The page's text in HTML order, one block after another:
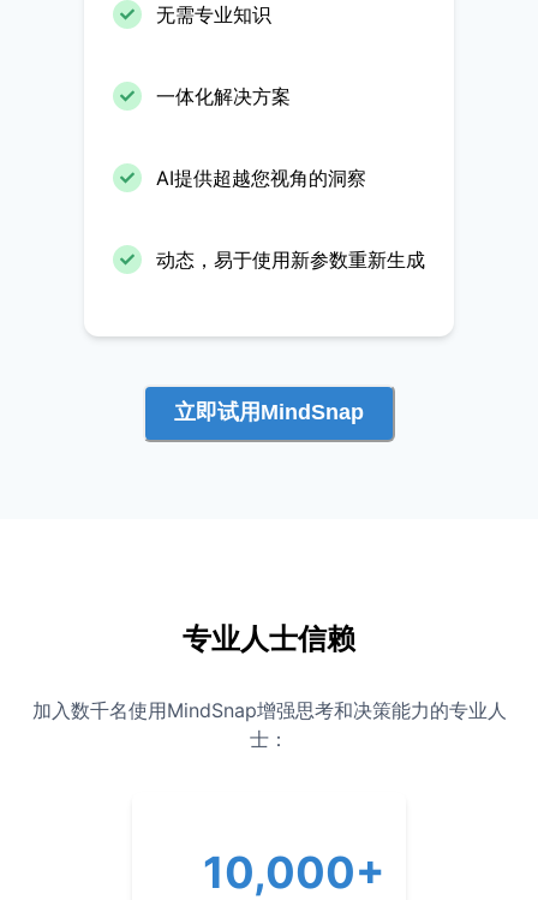
无需专业知识
一体化解决方案
AI提供超越您视角的洞察
动态，易于使用新参数重新生成
立即试用MindSnap
专业人士信赖
加入数千名使用MindSnap增强思考和决策能力的专业人
士：
10,000+